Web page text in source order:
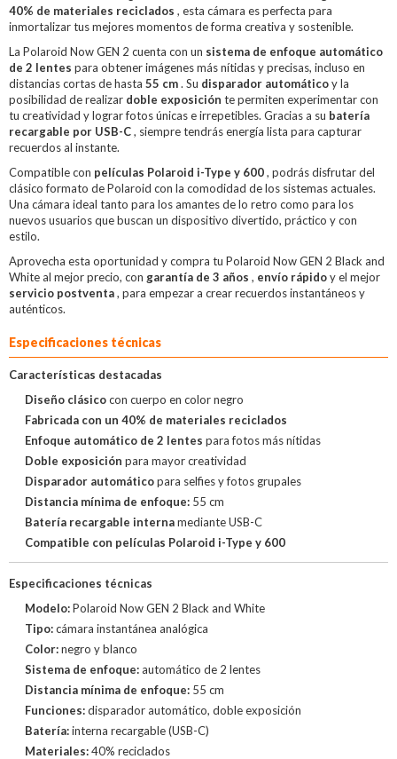
40% de materiales reciclados , esta cámara es perfecta para
inmortalizar tus mejores momentos de forma creativa y sostenible.
La Polaroid Now GEN 2 cuenta con un sistema de enfoque automático
de 2 lentes para obtener imágenes más nítidas y precisas, incluso en
distancias cortas de hasta 55 cm. Su disparador automáticoy la
posibilidad de realizar doble exposición te permiten experimentar con
tu creatividad y lograr fotos únicas e irrepetibles. Gracias a su batería
recargable por USB-C, siempre tendrás energía lista para capturar
recuerdos al instante.
Compatible con películas Polaroid i-Type y 600, podrás disfrutar del
clásico formato de Polaroid con la comodidad de los sistemas actuales.
Una cámara ideal tanto para los amantes de lo retro como para los
nuevos usuarios que buscan un dispositivo divertido, práctico y con
estilo.
Aprovecha esta oportunidad y compra tu Polaroid Now GEN 2 Black and
White al mejor precio, con garantía de 3 años , envío rápidoy el mejor
servicio postventa, para empezar a crear recuerdos instantáneos y
auténticos.
Especificaciones técnicas
Características destacadas
Diseño clásicocon cuerpo en color negro
Fabricada con un 40% de materiales reciclados
Enfoque automático de 2 lentes para fotos más nítidas
Doble exposición para mayor creatividad
Disparador automáticopara selfies y fotos grupales
Distancia mínima de enfoque: 55 cm
Batería recargable internamediante USB-C
Compatible con películas Polaroid i-Type y 600
Especificaciones técnicas
Modelo:Polaroid Now GEN 2 Black and White
Tipo:cámara instantánea analógica
Color:negro y blanco
Sistema de enfoque:automático de 2 lentes
Distancia mínima de enfoque: 55 cm
Funciones:disparador automático, doble exposición
Batería:interna recargable (USB-C)
Materiales:40% reciclados